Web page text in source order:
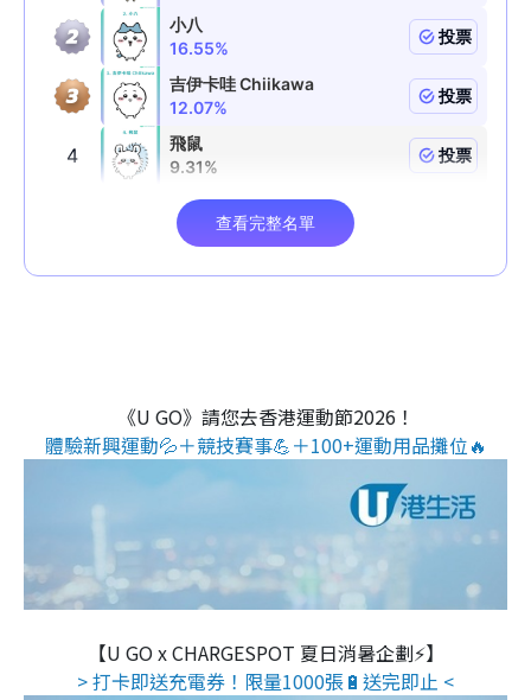
《U GO》請您去香港運動節2026！
體驗新興運動💦＋競技賽事💪＋100+運動用品攤位🔥
【U GO x CHARGESPOT 夏日消暑企劃⚡】
> 打卡即送充電券！限量1000張🔋送完即止 <